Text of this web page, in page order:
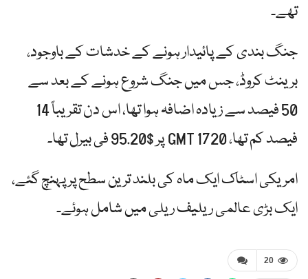
تھے۔
جنگ بندی کے پائیدار ہونے کے خدشات کے باوجود،
برینٹ کروڈ، جس میں جنگ شروع ہونے کے بعد سے
50 فیصد سے زیادہ اضافہ ہوا تھا، اس دن تقریباً 14
فیصد کم تھا، 1720 GMT پر $95.20 فی بیرل تھا۔
امریکی اسٹاک ایک ماہ کی بلند ترین سطح پر پہنچ گئے،
ایک بڑی عالمی ریلیف ریلی میں شامل ہوئے۔
20